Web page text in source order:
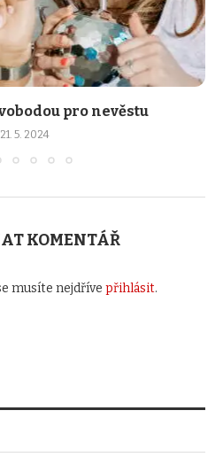
pro nevěstu
21. 5. 2024
KOMENTÁŘ
musíte nejdříve přihlásit.